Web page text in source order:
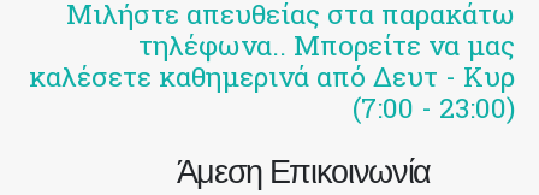
Μιλήστε απευθείας στα παρακάτω
τηλέφωνα.. Μπορείτε να μας
καλέσετε καθημερινά από Δευτ - Κυρ
(7:00 - 23:00)
Άμεση Επικοινωνία